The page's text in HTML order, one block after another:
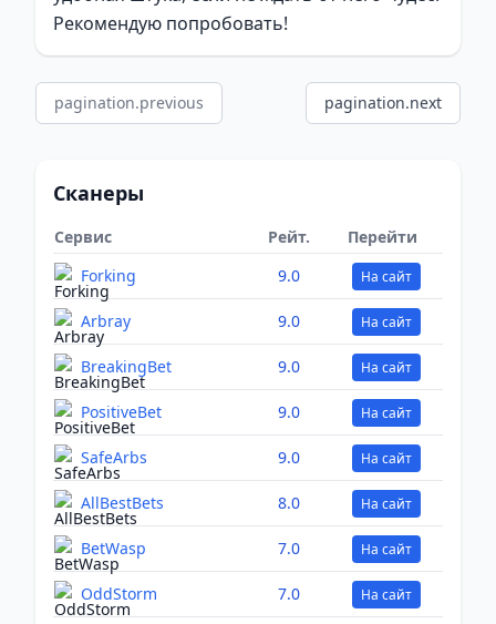
Рекомендую попробовать!
pagination.previous pagination.next
Сканеры
Сервис Рейт.
Перейти
Forking
9.0 На сайт
Arbray 9.0 На сайт
BreakingBet 9.0 На сайт
PositiveBet 9.0 На сайт
SafeArbs 9.0 На сайт
AllBestBets 8.0 На сайт
BetWasp 7.0 На сайт
OddStorm 7.0 На сайт